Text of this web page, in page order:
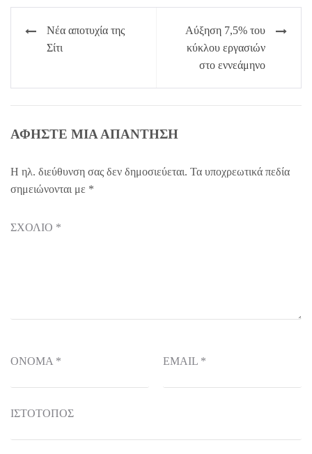
Πλοήγηση
άρθρων
Νέα αποτυχία της
Σίτι
Αύξηση 7,5% του
κύκλου εργασιών
στο εννεάμηνο
ΑΦΉΣΤΕ ΜΙΑ ΑΠΆΝΤΗΣΗ
Η ηλ. διεύθυνση σας δεν δημοσιεύεται. Τα υποχρεωτικά πεδία
σημειώνονται με *
ΣΧΌΛΙΟ *
ΌΝΟΜΑ * EMAIL *
ΙΣΤΌΤΟΠΟΣ